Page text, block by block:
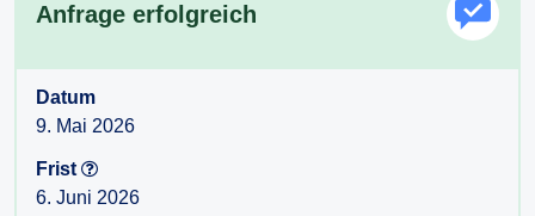
Frage:
Des Weiteren ist im letzten Jahr durch die Netz-NÖ eine
massive Erweiterung der Ortsnetztransformatoren erfolgt
Anfrage erfolgreich
Datum
9. Mai 2026
Frist
6. Juni 2026